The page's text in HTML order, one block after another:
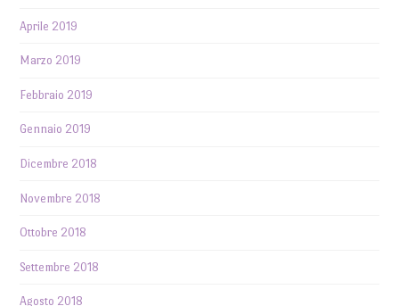
Aprile 2019
Marzo 2019
Febbraio 2019
Gennaio 2019
Dicembre 2018
Novembre 2018
Ottobre 2018
Settembre 2018
Agosto 2018